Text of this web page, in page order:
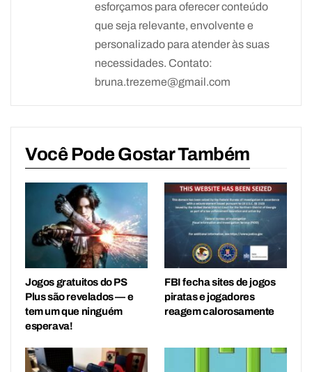
esforçamos para oferecer conteúdo
que seja relevante, envolvente e
personalizado para atender às suas
necessidades. Contato:
bruna.trezeme@gmail.com
Você Pode Gostar Também
Jogos gratuitos do PS
Plus são revelados — e
tem um que ninguém
esperava!
FBI fecha sites de jogos
piratas e jogadores
reagem calorosamente